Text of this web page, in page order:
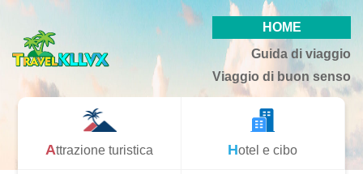
HOME
Guida di viaggio
Viaggio di buon senso
Attrazione turistica Hotel e cibo